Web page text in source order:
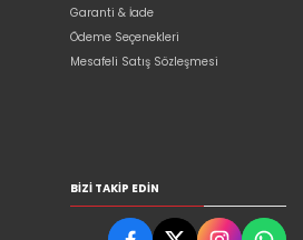
Garanti & İade
Ödeme Seçenekleri
Mesafeli Satış Sözleşmesi
BIZI TAKIP EDIN